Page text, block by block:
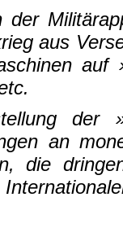
der
aus
auf
der
an
die